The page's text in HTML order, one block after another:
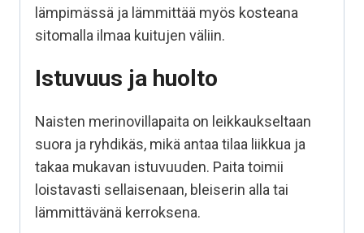
lämpimässä ja lämmittää myös kosteana
sitomalla ilmaa kuitujen väliin.
Istuvuus ja huolto
Naisten merinovillapaita on leikkaukseltaan
suora ja ryhdikäs, mikä antaa tilaa liikkua ja
takaa mukavan istuvuuden. Paita toimii
loistavasti sellaisenaan, bleiserin alla tai
lämmittävänä kerroksena.